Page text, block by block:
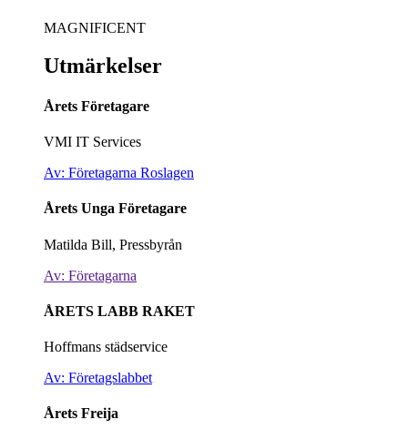
MAGNIFICENT
Utmärkelser
Årets Företagare
VMI IT Services
Av: Företagarna Roslagen
Årets Unga Företagare
Matilda Bill, Pressbyrån
Av: Företagarna
ÅRETS LABB RAKET
Hoffmans städservice
Av: Företagslabbet
Årets Freija